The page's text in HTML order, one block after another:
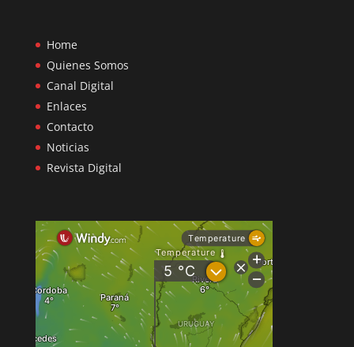
Home
Quienes Somos
Canal Digital
Enlaces
Contacto
Noticias
Revista Digital